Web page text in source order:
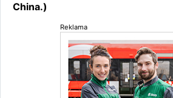
China.)
Reklama